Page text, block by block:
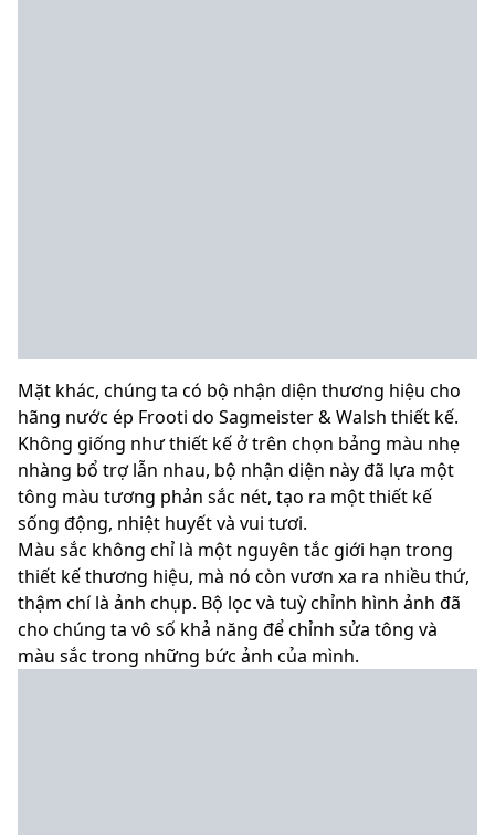
Mặt khác, chúng ta có bộ nhận diện thương hiệu cho
hãng nước ép Frooti do Sagmeister & Walsh thiết kế.
Không giống như thiết kế ở trên chọn bảng màu nhẹ
nhàng bổ trợ lẫn nhau, bộ nhận diện này đã lựa một
tông màu tương phản sắc nét, tạo ra một thiết kế
sống động, nhiệt huyết và vui tươi.
Màu sắc không chỉ là một nguyên tắc giới hạn trong
thiết kế thương hiệu, mà nó còn vươn xa ra nhiều thứ,
thậm chí là ảnh chụp. Bộ lọc và tuỳ chỉnh hình ảnh đã
cho chúng ta vô số khả năng để chỉnh sửa tông và
màu sắc trong những bức ảnh của mình.